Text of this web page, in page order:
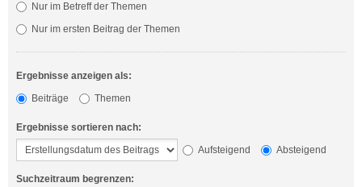
Nur im Betreff der Themen
Nur im ersten Beitrag der Themen
Ergebnisse anzeigen als:
Beiträge
Themen
Ergebnisse sortieren nach:
Aufsteigend
Absteigend
Suchzeitraum begrenzen: